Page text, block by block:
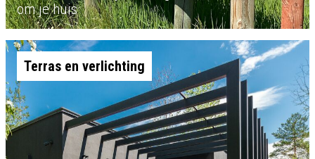
om je huis
Terras en verlichting